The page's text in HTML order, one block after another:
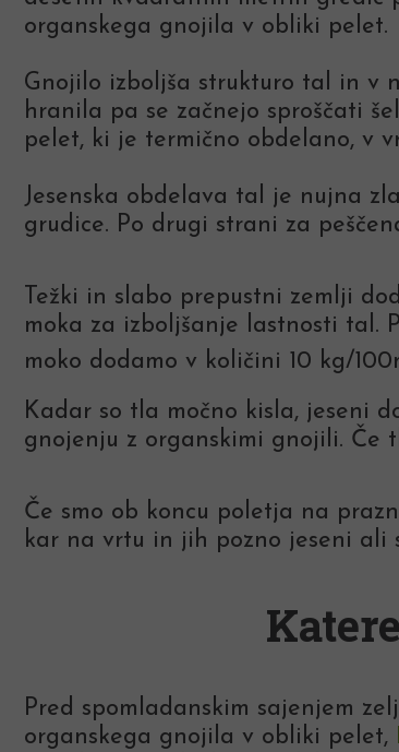
organskega gnojila v obliki pelet.
Gnojilo izboljša strukturo tal in v
hranila pa se začnejo sproščati
pelet, ki je termično obdelano, v
Jesenska obdelava tal je nujna
grudice. Po drugi strani za
Težki in slabo prepustni zemlji
moka za izboljšanje lastnosti tal.
moko dodamo v količini 10 kg/
Kadar so tla močno kisla, jeseni
gnojenju z organskimi gnojili. Če
Če smo ob koncu poletja na
kar na vrtu in jih pozno jeseni ali
Pred spomladanskim sajenjem
organskega gnojila v obliki pelet,